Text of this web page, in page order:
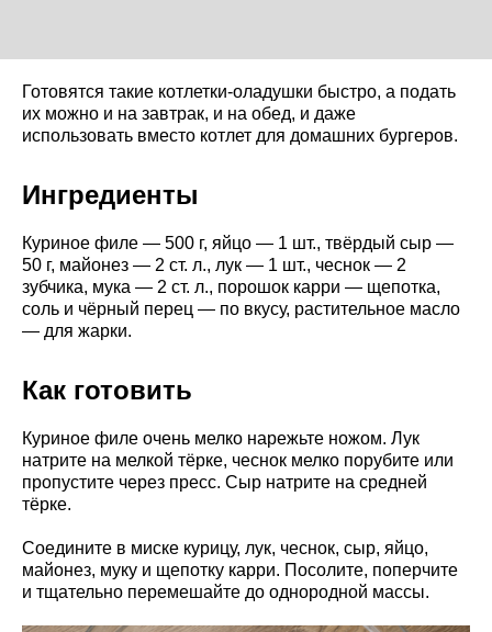
Готовятся такие котлетки-оладушки быстро, а подать
их можно и на завтрак, и на обед, и даже
использовать вместо котлет для домашних бургеров.
Ингредиенты
Куриное филе — 500 г, яйцо — 1 шт., твёрдый сыр —
50 г, майонез — 2 ст. л., лук — 1 шт., чеснок — 2
зубчика, мука — 2 ст. л., порошок карри — щепотка,
соль и чёрный перец — по вкусу, растительное масло
— для жарки.
Как готовить
Куриное филе очень мелко нарежьте ножом. Лук
натрите на мелкой тёрке, чеснок мелко порубите или
пропустите через пресс. Сыр натрите на средней
тёрке.
Соедините в миске курицу, лук, чеснок, сыр, яйцо,
майонез, муку и щепотку карри. Посолите, поперчите
и тщательно перемешайте до однородной массы.